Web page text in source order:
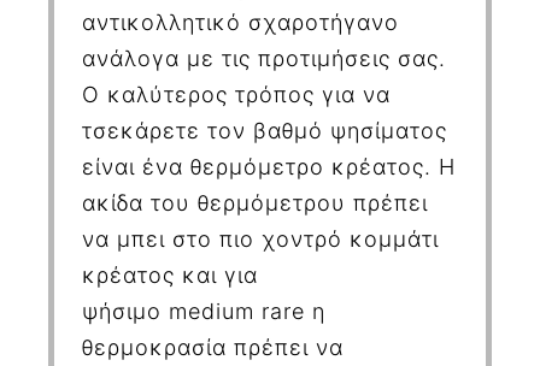
αντικολλητικό σχαροτήγανο
ανάλογα με τις προτιμήσεις σας.
Ο καλύτερος τρόπος για να
τσεκάρετε τον βαθμό ψησίματος
είναι ένα θερμόμετρο κρέατος. Η
ακίδα του θερμόμετρου πρέπει
να μπει στο πιο χοντρό κομμάτι
κρέατος και για
ψήσιμο medium rare η
θερμοκρασία πρέπει να